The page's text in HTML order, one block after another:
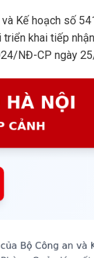
Kế hoạch số
khai tiếp
NĐ-CP ngày